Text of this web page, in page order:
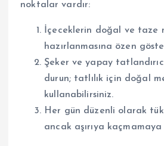
noktalar vardır:
İçeceklerin doğal ve taze
hazırlanmasına özen
Şeker ve yapay
durun; tatlılık için doğal
kullanabilirsiniz.
Her gün düzenli olarak
ancak aşırıya